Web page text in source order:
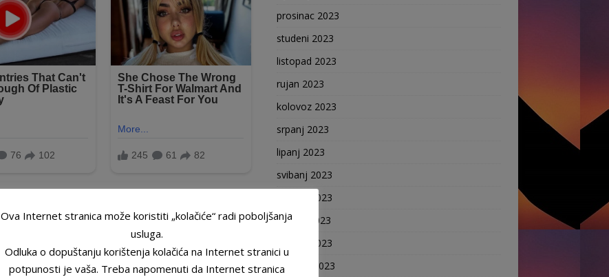
prosinac 2023
studeni 2023
listopad 2023
rujan 2023
kolovoz 2023
srpanj 2023
lipanj 2023
svibanj 2023
travanj 2023
ožujak 2023
veljača 2023
siječanj 2023
Ova Internet stranica može koristiti „kolačiće“ radi poboljšanja
usluga.
Odluka o dopuštanju korištenja kolačića na Internet stranici u
potpunosti je vaša. Treba napomenuti da Internet stranica